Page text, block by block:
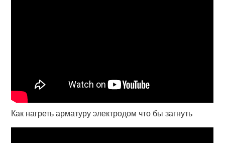
Как нагреть арматуру электродом что бы загнуть